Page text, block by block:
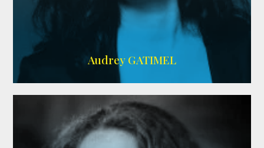
Audrey GATIMEL